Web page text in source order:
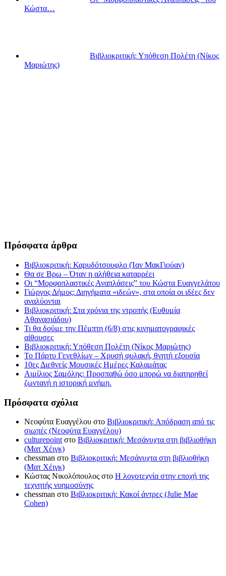
Κώστα…
Βιβλιοκριτική: Υπόθεση Πολέτη (Νίκος
Μαριώτης)
Πρόσφατα άρθρα
Βιβλιοκριτική: Καρυδότσουφλο (Ίαν ΜακΓιούαν)
Θα σε Βρω – Όταν η αλήθεια καταρρέει
Οι “Μορφοπλαστικές Αναπλάσεις” του Κώστα Ευαγγελάτου
Γιώργος Δήμος: Διηγήματα «ιδεών», στα οποία οι ιδέες δεν
αναλύονται
Βιβλιοκριτική: Στα χρόνια της ντροπής (Ευθυμία
Αθανασιάδου)
Τι θα δούμε την Πέμπτη (6/8) στις κινηματογραφικές
αίθουσες
Βιβλιοκριτική: Υπόθεση Πολέτη (Νίκος Μαριώτης)
Το Πάρτυ Γενεθλίων – Χρυσή φυλακή, θνητή εξουσία
10ες Διεθνείς Μουσικές Ημέρες Καλαμάτας
Αιμίλιος Σαμόλης: Προσπαθώ όσο μπορώ να διατηρηθεί
ζωντανή η ιστορική μνήμη.
Πρόσφατα σχόλια
Νεοφύτα Ευαγγέλου στο Βιβλιοκριτική: Απόδραση από τις
σιωπές (Νεοφύτα Ευαγγέλου)
culturepointστο Βιβλιοκριτική: Μεσάνυχτα στη βιβλιοθήκη
(Ματ Χέιγκ)
chessman στο Βιβλιοκριτική: Μεσάνυχτα στη βιβλιοθήκη
(Ματ Χέιγκ)
Κώστας Νικολόπουλος στο Η λογοτεχνία στην εποχή της
τεχνητής νοημοσύνης
chessman στο Βιβλιοκριτική: Κακοί άντρες (Julie Mae
Cohen)